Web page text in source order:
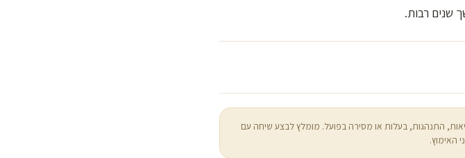
שנים רבות.
התנהגות, בעלות או מסירה בפועל. מומלץ לבצע שיחה עם
האימוץ.